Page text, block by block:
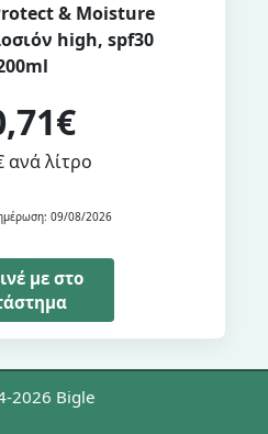
& Moisture
high, spf30
ανά λίτρο
09/08/2026
με στο
2026 Bigle